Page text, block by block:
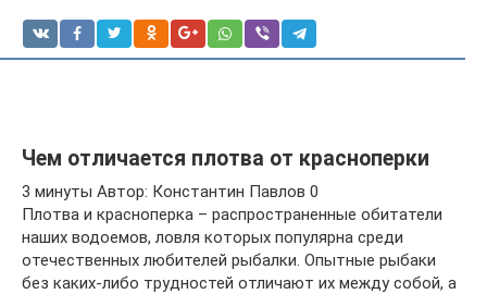
Чем отличается плотва от красноперки
3 минуты Автор: Константин Павлов 0
Плотва и красноперка – распространенные обитатели
наших водоемов, ловля которых популярна среди
отечественных любителей рыбалки. Опытные рыбаки
без каких-либо трудностей отличают их между собой, а